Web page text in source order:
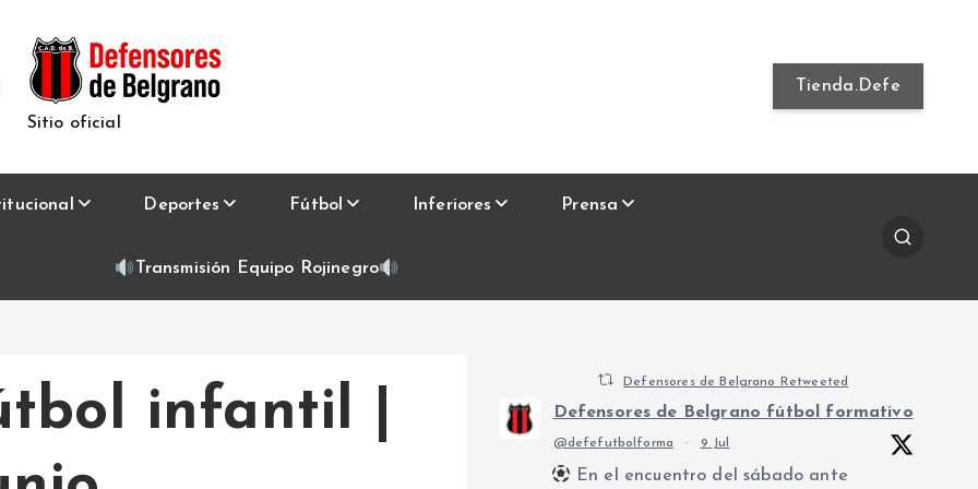
Sitio oficial
Tienda.Defe
Deportes Fútbol Inferiores Prensa
Transmisión Equipo Rojinegro
infantil |
Defensores de Belgrano Retweeted
Defensores de Belgrano fútbol formativo
@defefutbolforma · 9 Jul
En el encuentro del sábado ante